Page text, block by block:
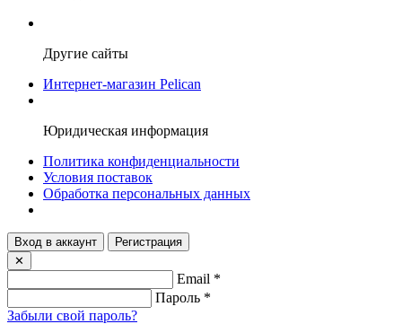
Другие сайты
Интернет-магазин Pelican
Юридическая информация
Политика конфиденциальности
Условия поставок
Обработка персональных данных
Вход в аккаунт
Регистрация
✕
Email *
Пароль *
Забыли свой пароль?